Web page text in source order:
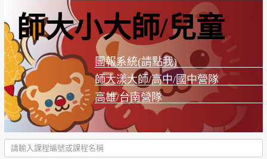
師大小大師/兒童
團報系統(請點我)
師大漾大師/高中/國中營隊
高雄/台南營隊